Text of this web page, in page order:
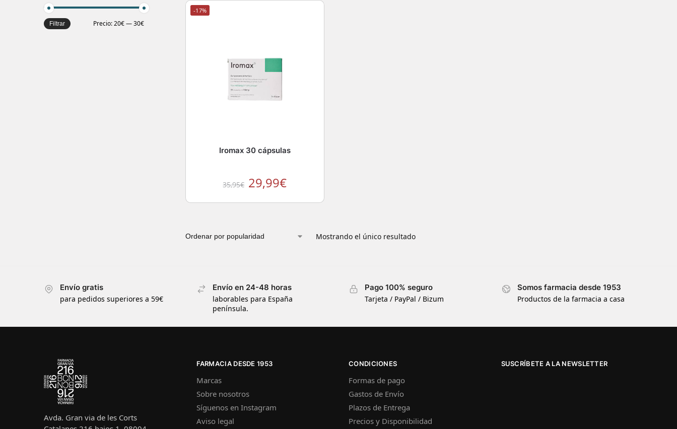
-17%
Iromax 30 cápsulas
35,95€ 29,99€
Mostrando el único resultado
Filtrar Precio:20€—30€
Envío gratis
para pedidos superiores a 59€
Envío en 24-48 horas
laborables para España
península.
Pago 100% seguro
Tarjeta / PayPal / Bizum
Somos farmacia desde 1953
Productos de la farmacia a casa
Avda. Gran via de les Corts
FARMACIA DESDE 1953
Marcas
Sobre nosotros
Síguenos en Instagram
Aviso legal
CONDICIONES
Formas de pago
Gastos de Envío
Plazos de Entrega
Precios y Disponibilidad
SUSCRÍBETE A LA NEWSLETTER